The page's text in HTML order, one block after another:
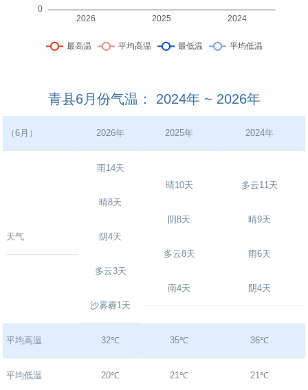
青县6月份气温： 2024年 ~ 2026年
（6月） 2026年 2025年 2024年
天气
雨14天
晴8天
阴4天
多云3天
沙雾霾1天
晴10天
阴8天
多云8天
雨4天
多云11天
晴9天
雨6天
阴4天
平均高温 32℃ 35℃ 36℃
平均低温 20℃ 21℃ 21℃